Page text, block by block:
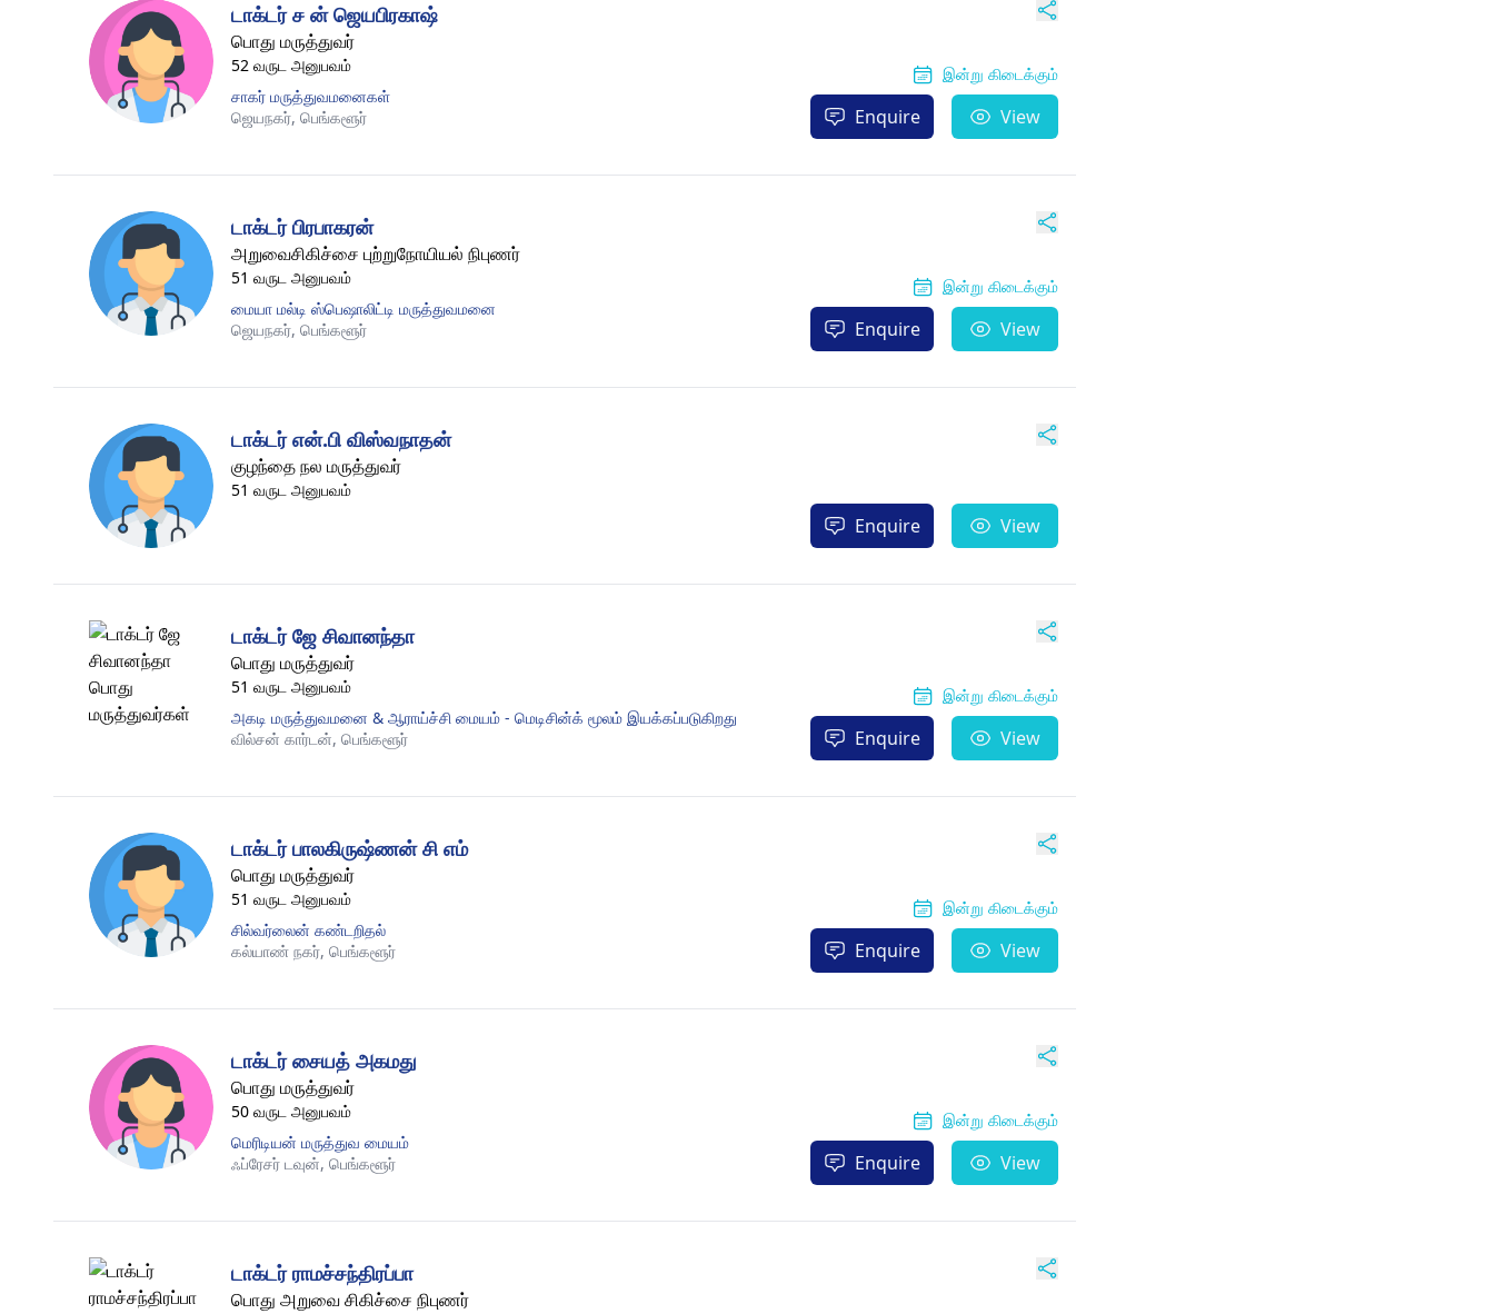
டாக்டர் ச ன் ஜெயபிரகாஷ்
பொது மருத்துவர்
52 வருட அனுபவம்
சாகர் மருத்துவமனைகள்
ஜெயநகர், பெங்களூர்
இன்று கிடைக்கும்
Enquire View
டாக்டர் பிரபாகரன்
அறுவைசிகிச்சை புற்றுநோயியல் நிபுணர்
51 வருட அனுபவம்
மையா மல்டி ஸ்பெஷாலிட்டி மருத்துவமனை
ஜெயநகர், பெங்களூர்
இன்று கிடைக்கும்
Enquire View
டாக்டர் என்.பி விஸ்வநாதன்
குழந்தை நல மருத்துவர்
51 வருட அனுபவம்
Enquire View
டாக்டர் ஜே சிவானந்தா
பொது மருத்துவர்
51 வருட அனுபவம்
அகடி மருத்துவமனை & ஆராய்ச்சி மையம் - மெடிசின்க் மூலம் இயக்கப்படுகிறது
வில்சன் கார்டன், பெங்களூர்
இன்று கிடைக்கும்
Enquire View
டாக்டர் பாலகிருஷ்ணன் சி எம்
பொது மருத்துவர்
51 வருட அனுபவம்
சில்வர்லைன் கண்டறிதல்
கல்யாண் நகர், பெங்களூர்
இன்று கிடைக்கும்
Enquire View
டாக்டர் சையத் அகமது
பொது மருத்துவர்
50 வருட அனுபவம்
மெரிடியன் மருத்துவ மையம்
ஃப்ரேசர் டவுன், பெங்களூர்
இன்று கிடைக்கும்
Enquire View
டாக்டர் ராமச்சந்திரப்பா
பொது அறுவை சிகிச்சை நிபுணர்